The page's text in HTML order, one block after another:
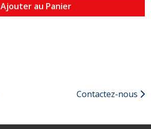
Ajouter au Panier
Contactez-nous